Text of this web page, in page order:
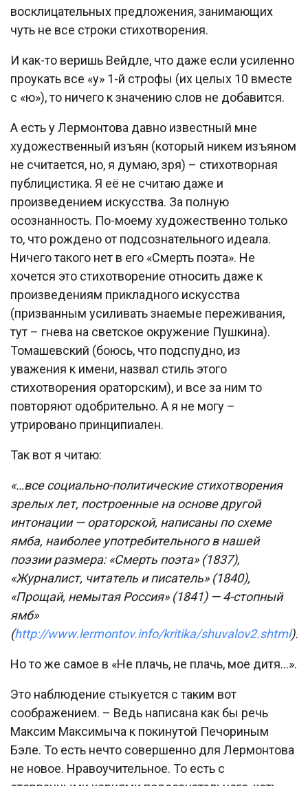
восклицательных предложения, занимающих
чуть не все строки стихотворения.
И как-то веришь Вейдле, что даже если усиленно
проукать все «у» 1-й строфы (их целых 10 вместе
с «ю»), то ничего к значению слов не добавится.
А есть у Лермонтова давно известный мне
художественный изъян (который никем изъяном
не считается, но, я думаю, зря) – стихотворная
публицистика. Я её не считаю даже и
произведением искусства. За полную
осознанность. По-моему художественно только
то, что рождено от подсознательного идеала.
Ничего такого нет в его «Смерть поэта». Не
хочется это стихотворение относить даже к
произведениям прикладного искусства
(призванным усиливать знаемые переживания,
тут – гнева на светское окружение Пушкина).
Томашевский (боюсь, что подспудно, из
уважения к имени, назвал стиль этого
стихотворения ораторским), и все за ним то
повторяют одобрительно. А я не могу –
утрировано принципиален.
Так вот я читаю:
«…все социально-политические стихотворения
зрелых лет, построенные на основе другой
интонации — ораторской, написаны по схеме
ямба, наиболее употребительного в нашей
поэзии размера: «Смерть поэта» (1837),
«Журналист, читатель и писатель» (1840),
«Прощай, немытая Россия» (1841) — 4-стопный
ямб»
(http://www.lermontov.info/kritika/shuvalov2.shtml).
Но то же самое в «Не плачь, не плачь, мое дитя…».
Это наблюдение стыкуется с таким вот
соображением. – Ведь написана как бы речь
Максим Максимыча к покинутой Печориным
Бэле. То есть нечто совершенно для Лермонтова
не новое. Нравоучительное. То есть с